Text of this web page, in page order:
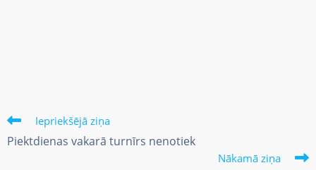
Iepriekšējā ziņa
Piektdienas vakarā turnīrs nenotiek
Nākamā ziņa